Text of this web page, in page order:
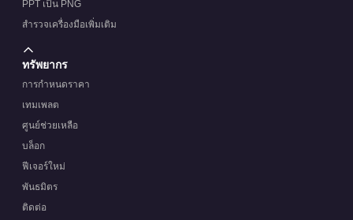
PPT เป็น PNG
สำรวจเครื่องมือเพิ่มเติม
ทรัพยากร
การกำหนดราคา
เทมเพลต
ศูนย์ช่วยเหลือ
บล็อก
ฟีเจอร์ใหม่
พันธมิตร
ติดต่อ